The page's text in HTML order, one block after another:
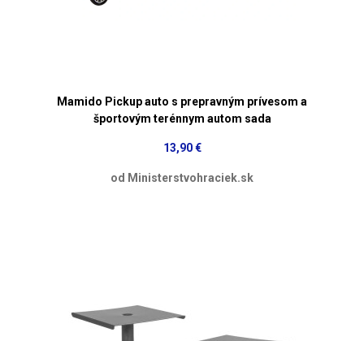
Mamido Pickup auto s prepravným prívesom a
športovým terénnym autom sada
13,90 €
od Ministerstvohraciek.sk